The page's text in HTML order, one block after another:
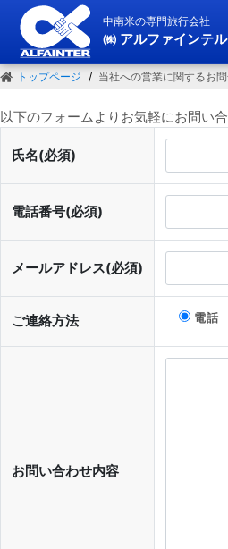
中南米の専門旅行会社
㈱ アルファインテル
トップページ 当社への営業に関するお
以下のフォームよりお気軽にお問い合
氏名(必須)
電話番号(必須)
メールアドレス(必須)
ご連絡方法 電話
お問い合わせ内容